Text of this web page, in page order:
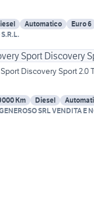
Automatico
Euro 6
Discovery Sport 2.0
Km Diesel
SRL VENDITA E